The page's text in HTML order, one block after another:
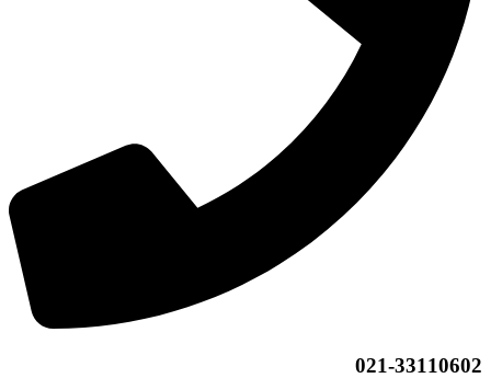
021-33110602